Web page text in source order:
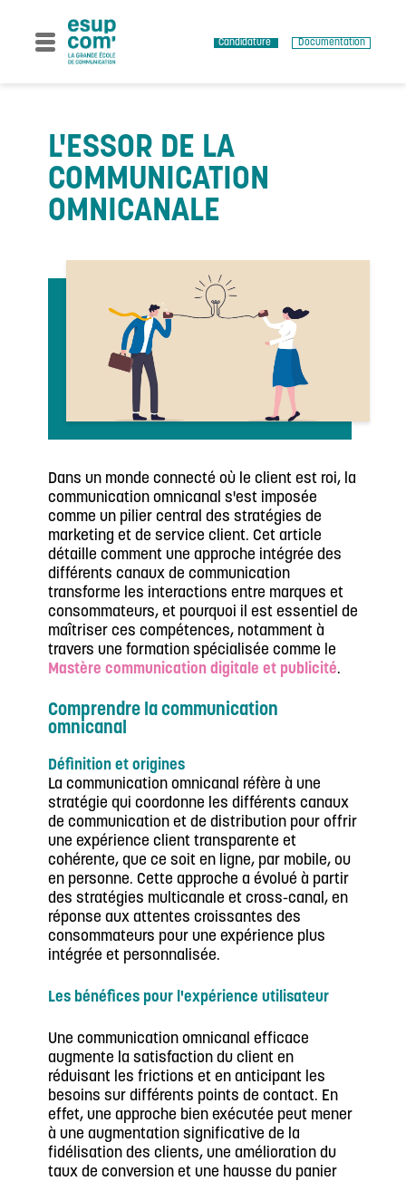
content
Candidature Documentation
L'ESSOR DE LA
COMMUNICATION
OMNICANALE
Dans un monde connecté où le client est roi, la
communication omnicanal s'est imposée
comme un pilier central des stratégies de
marketing et de service client. Cet article
détaille comment une approche intégrée des
différents canaux de communication
transforme les interactions entre marques et
consommateurs, et pourquoi il est essentiel de
maîtriser ces compétences, notamment à
travers une formation spécialisée comme le
Mastère communication digitale et publicité.
Comprendre la communication
omnicanal
Définition et origines
La communication omnicanal réfère à une
stratégie qui coordonne les différents canaux
de communication et de distribution pour offrir
une expérience client transparente et
cohérente, que ce soit en ligne, par mobile, ou
en personne. Cette approche a évolué à partir
des stratégies multicanale et cross-canal, en
réponse aux attentes croissantes des
consommateurs pour une expérience plus
intégrée et personnalisée.
Les bénéfices pour l'expérience utilisateur
Une communication omnicanal efficace
augmente la satisfaction du client en
réduisant les frictions et en anticipant les
besoins sur différents points de contact. En
effet, une approche bien exécutée peut mener
à une augmentation significative de la
fidélisation des clients, une amélioration du
taux de conversion et une hausse du panier